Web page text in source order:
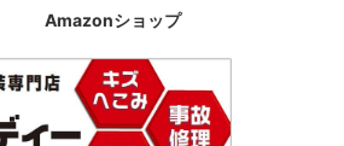
Amazonショップ